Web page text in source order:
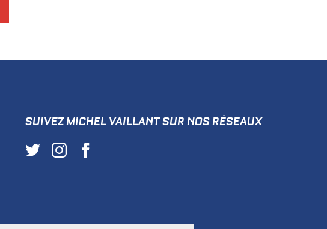
SUIVEZ MICHEL VAILLANT SUR NOS RÉSEAUX